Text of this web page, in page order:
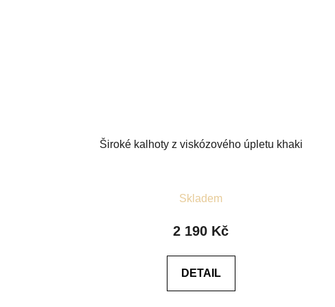
Široké kalhoty z viskózového úpletu khaki
hodnocení
produktu
z
Skladem
2 190 Kč
DETAIL